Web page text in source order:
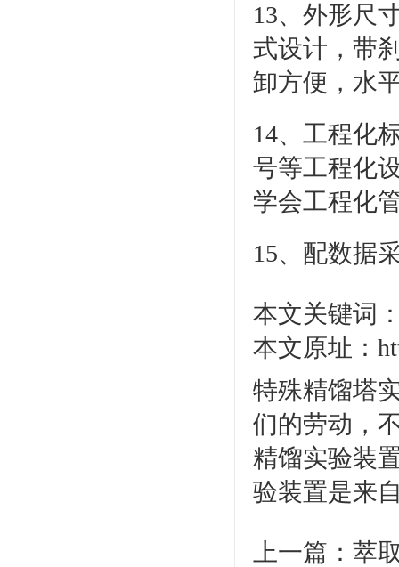
13、外形尺
式设计，带
卸方便，水
14、工程化
号等工程化
学会工程化
15、配数据
本文关键词
本文原址：
特殊精馏塔
们的劳动，
精馏实验装
验装置是来
上一篇： 萃